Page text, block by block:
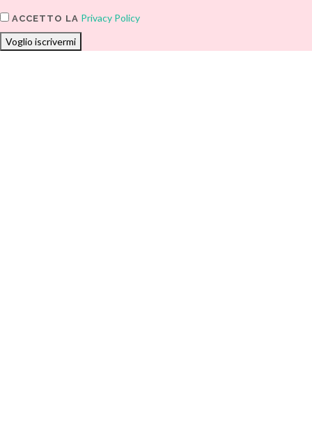
ACCETTO LA Privacy Policy
Voglio iscrivermi